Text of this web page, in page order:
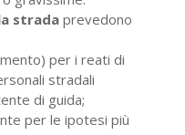
strada prevedono
per i reati di
stradali
di guida;
per le ipotesi più